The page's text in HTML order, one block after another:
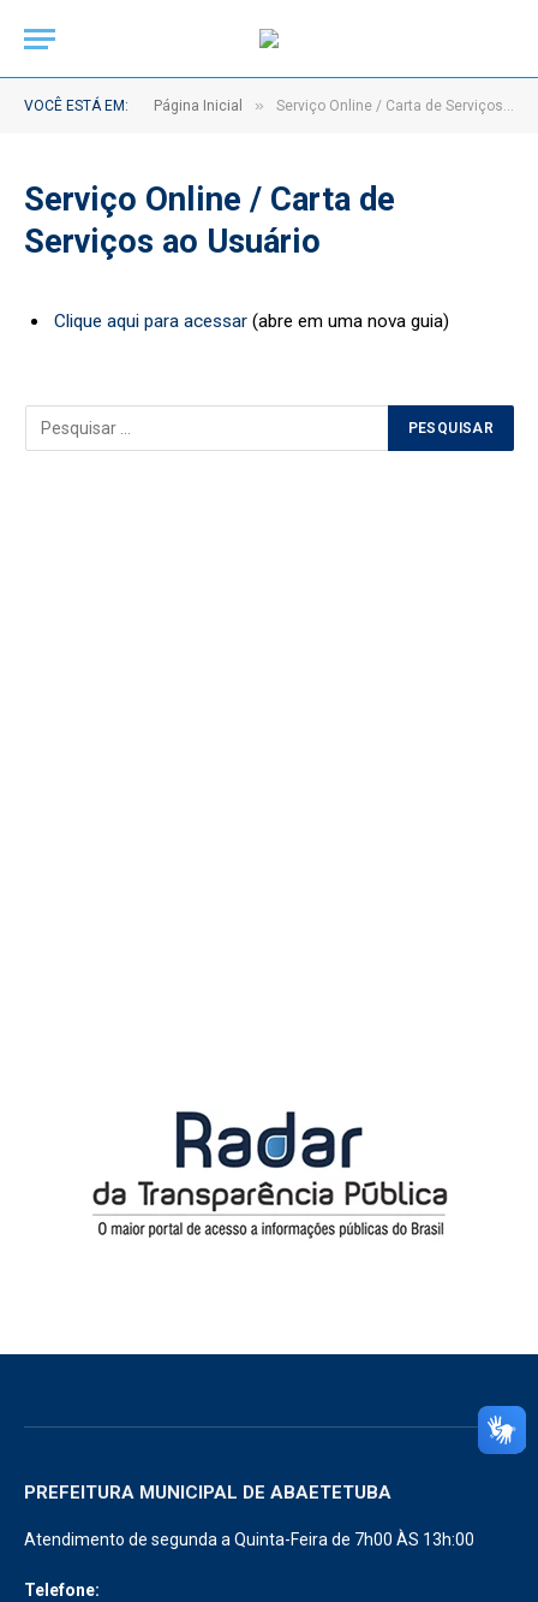
VOCÊ ESTÁ EM: Página Inicial » Serviço Online / Carta de Serviços ao Usuário
Serviço Online / Carta de
Serviços ao Usuário
Clique aqui para acessar (abre em uma nova guia)
PREFEITURA MUNICIPAL DE ABAETETUBA
Atendimento de segunda a Quinta-Feira de 7h00 ÀS 13h:00
Telefone: